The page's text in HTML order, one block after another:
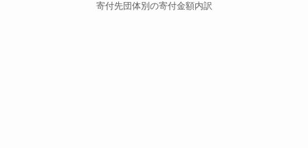
寄付先団体別の寄付⾦額内訳